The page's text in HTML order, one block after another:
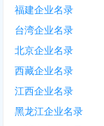
福建企业名录
台湾企业名录
北京企业名录
西藏企业名录
江西企业名录
黑龙江企业名录